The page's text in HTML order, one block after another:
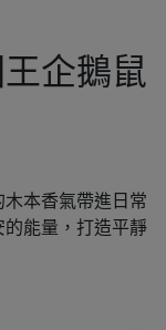
企鵝鼠
本香氣帶進日常
能量，打造平靜